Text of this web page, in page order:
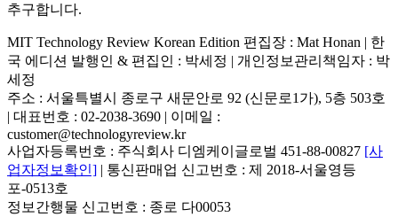
추구합니다.
MIT Technology Review Korean Edition 편집장 : Mat Honan | 한
국 에디션 발행인 & 편집인 : 박세정 | 개인정보관리책임자 : 박
세정
주소 : 서울특별시 종로구 새문안로 92 (신문로1가), 5층 503호
| 대표번호 : 02-2038-3690 | 이메일 :
customer@technologyreview.kr
사업자등록번호 : 주식회사 디엠케이글로벌 451-88-00827 [사
업자정보확인] | 통신판매업 신고번호 : 제 2018-서울영등
포-0513호
정보간행물 신고번호 : 종로 다00053